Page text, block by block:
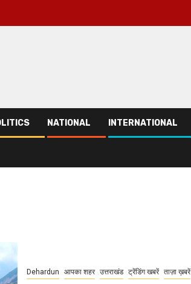
NATIONAL INTERNATIONAL
Dehardun आपका शहर उत्तराखंड ट्रेंडिंग खबरें ताज़ा ख़बरें